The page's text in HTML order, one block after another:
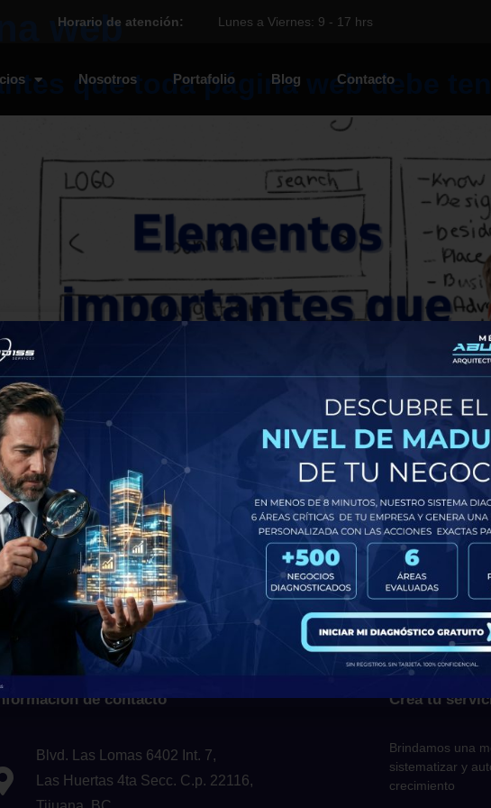
Horario de atención: Lunes a Viernes: 9 - 17 hrs
Nosotros Portafolio Blog Contacto
web
que toda página web debe
que siempre debes incluir para que tenga éxito. Estos elementos son
clave, puedes crear un sitio web informativo y que sea fácil de usar.
de contacto
Blvd. Las Lomas 6402 Int. 7,
Las Huertas 4ta Secc. C.p. 22116,
Crea tu
Brindamos una
sistematizar y
crecimiento